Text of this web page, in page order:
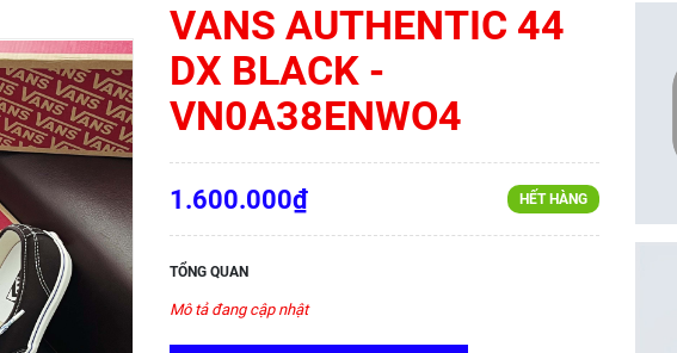
VANS AUTHENTIC 44
DX BLACK -
VN0A38ENWO4
1.600.000₫ HẾT HÀNG
TỔNG QUAN
Mô tả đang cập nhật